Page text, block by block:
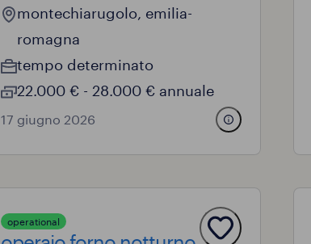
montechiarugolo, emilia-
romagna
tempo determinato
22.000 € - 28.000 € annuale
17 giugno 2026
operational